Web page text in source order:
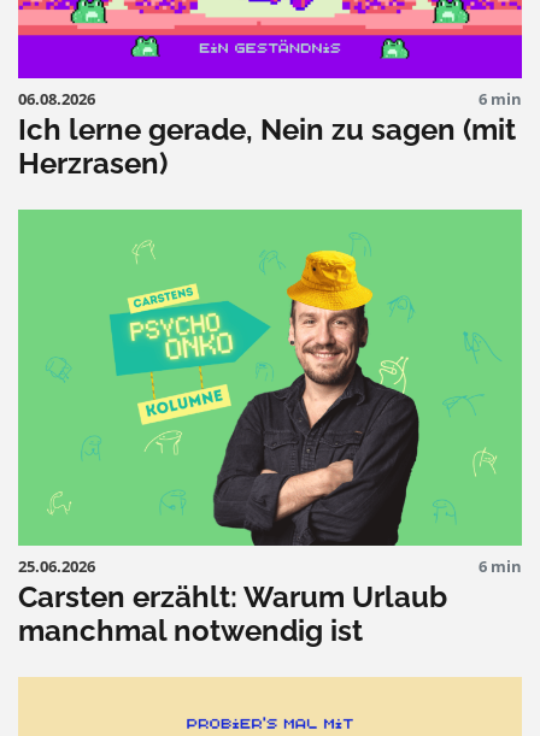
06.08.2026 6 min
Ich lerne gerade, Nein zu sagen (mit
Herzrasen)
25.06.2026 6 min
Carsten erzählt: Warum Urlaub
manchmal notwendig ist